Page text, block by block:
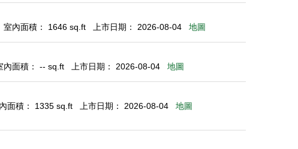
室內面積： 1646 sq.ft 上市日期： 2026-08-04 地圖
內面積： -- sq.ft 上市日期： 2026-08-04 地圖
面積： 1335 sq.ft 上市日期： 2026-08-04 地圖